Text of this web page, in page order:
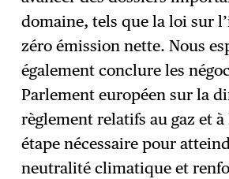
domaine, tels que la loi sur
zéro émission nette. Nous
également conclure les
Parlement européen sur la
règlement relatifs au gaz et à
étape nécessaire pour
neutralité climatique et